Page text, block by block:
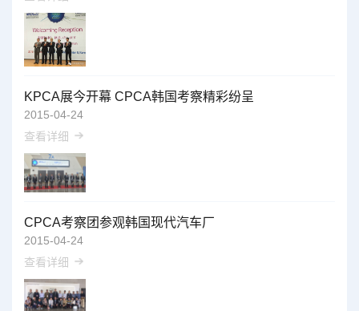
KPCA展今开幕 CPCA韩国考察精彩纷呈
2015-04-24
查看详细
CPCA考察团参观韩国现代汽车厂
2015-04-24
查看详细